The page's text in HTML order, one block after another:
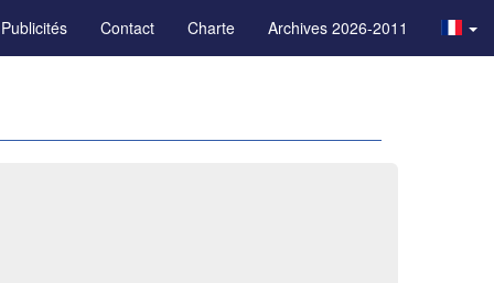
Publicités Contact Charte Archives 2026-2011